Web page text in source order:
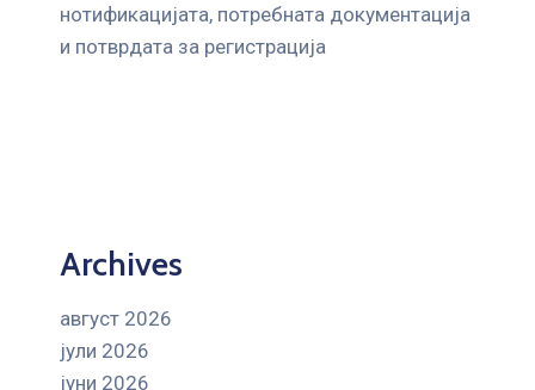
нотификацијата, потребната документација
и потврдата за регистрација
Archives
август 2026
јули 2026
јуни 2026